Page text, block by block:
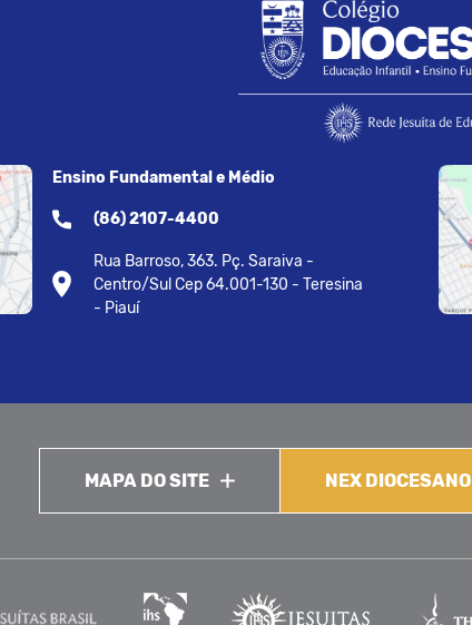
Ensino Fundamental e Médio
(86) 2107-4400
Rua Barroso, 363. Pç. Saraiva -
Centro/Sul Cep 64.001-130 - Teresina
- Piauí
MAPA DO SITE NEX DIOCESANO